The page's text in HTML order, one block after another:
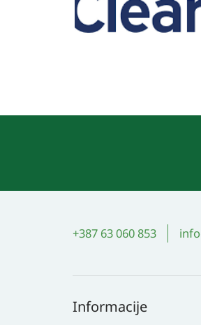
+387 63 060 853
Informacije